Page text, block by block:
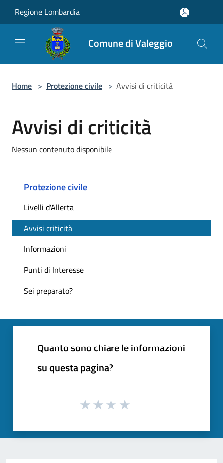
Regione Lombardia
Comune di Valeggio
Home > Protezione civile > Avvisi di criticità
Avvisi di criticità
Nessun contenuto disponibile
Protezione civile
Livelli d'Allerta
Avvisi criticità
Informazioni
Punti di Interesse
Sei preparato?
Quanto sono chiare le informazioni
su questa pagina?